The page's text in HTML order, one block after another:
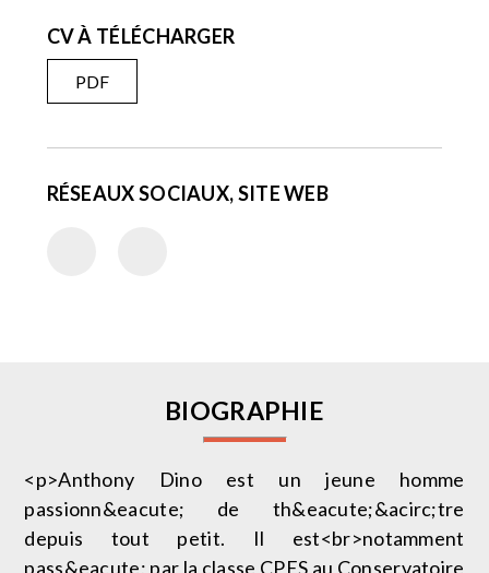
CV À TÉLÉCHARGER
PDF
RÉSEAUX SOCIAUX, SITE WEB
BIOGRAPHIE
<p>Anthony Dino est un jeune homme
passionn&eacute; de th&eacute;&acirc;tre
depuis tout petit. Il est<br>notamment
pass&eacute; par la classe CPES au Conservatoire